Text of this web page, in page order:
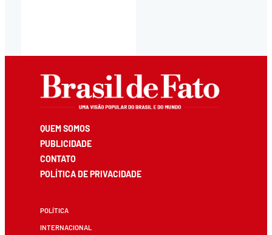
QUEM SOMOS
PUBLICIDADE
CONTATO
POLÍTICA DE PRIVACIDADE
POLÍTICA
INTERNACIONAL